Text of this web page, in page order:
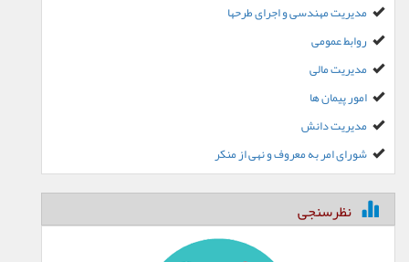
مدیریت مهندسی و اجرای طرحها
روابط عمومی
مدیریت مالی
امور پیمان ها
مدیریت دانش
شورای امر به معروف و نهی از منکر
نظرسنجی